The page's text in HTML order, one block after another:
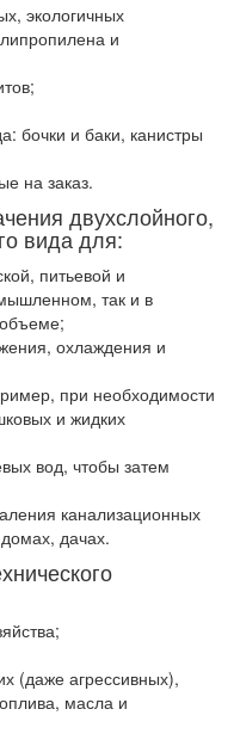
экологичных
и
бочки и баки, канистры
на заказ.
двухслойного,
вида для:
питьевой и
так и в
охлаждения и
при необходимости
и жидких
вод, чтобы затем
канализационных
дачах.
(даже агрессивных),
масла и